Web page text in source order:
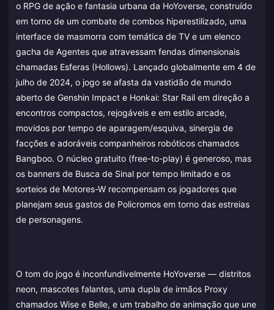
o RPG de ação e fantasia urbana da HoYoverse, construído
em torno de um combate de combos hiperestilizado, uma
interface de masmorra com temática de TV e um elenco
gacha de Agentes que atravessam fendas dimensionais
chamadas Esferas (Hollows). Lançado globalmente em 4 de
julho de 2024, o jogo se afasta da vastidão de mundo
aberto de Genshin Impact e Honkai: Star Rail em direção a
encontros compactos, rejogáveis e em estilo arcade,
movidos por tempo de aparagem/esquiva, sinergia de
facções e adoráveis companheiros robóticos chamados
Bangboo. O núcleo gratuito (free-to-play) é generoso, mas
os banners de Busca de Sinal por tempo limitado e os
sorteios de Motores-W recompensam os jogadores que
planejam seus gastos de Policromos em torno das estreias
de personagens.
O tom do jogo é inconfundivelmente HoYoverse — distritos
neon, mascotes falantes, uma dupla de irmãos Proxy
chamados Wise e Belle, e um trabalho de animação que une